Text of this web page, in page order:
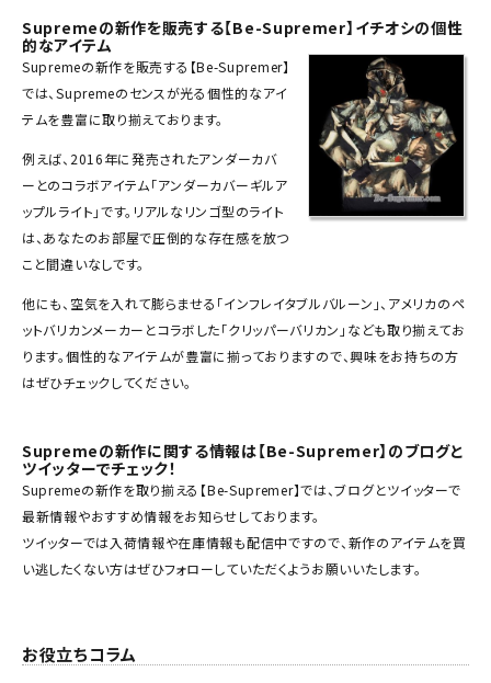
COLLABORATION BRAND
SEASON
CONTENTS
ACCOUNT MENU
ようこそ ゲスト 様
meeting_room person
Follow us
Supremeの新作を販売する【Be-Supremer】イチオシの個性
的なアイテム
Supremeの新作を販売する【Be-Supremer】
では、Supremeのセンスが光る個性的なアイ
テムを豊富に取り揃えております。
例えば、2016年に発売されたアンダーカバ
ーとのコラボアイテム「アンダーカバーギルア
ップルライト」です。リアルなリンゴ型のライト
は、あなたのお部屋で圧倒的な存在感を放つ
こと間違いなしです。
他にも、空気を入れて膨らませる「インフレイタブルバルーン」、アメリカのペ
ットバリカンメーカーとコラボした「クリッパーバリカン」なども取り揃えてお
ります。個性的なアイテムが豊富に揃っておりますので、興味をお持ちの方
はぜひチェックしてください。
Supremeの新作に関する情報は【Be-Supremer】のブログと
ツイッターでチェック！
Supremeの新作を取り揃える【Be-Supremer】では、ブログとツイッターで
最新情報やおすすめ情報をお知らせしております。
ツイッターでは入荷情報や在庫情報も配信中ですので、新作のアイテムを買
い逃したくない方はぜひフォローしていただくようお願いいたします。
お役立ちコラム